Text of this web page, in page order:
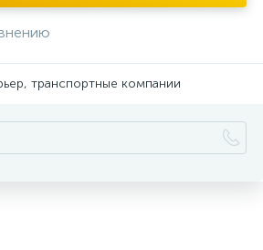
транспортные компании